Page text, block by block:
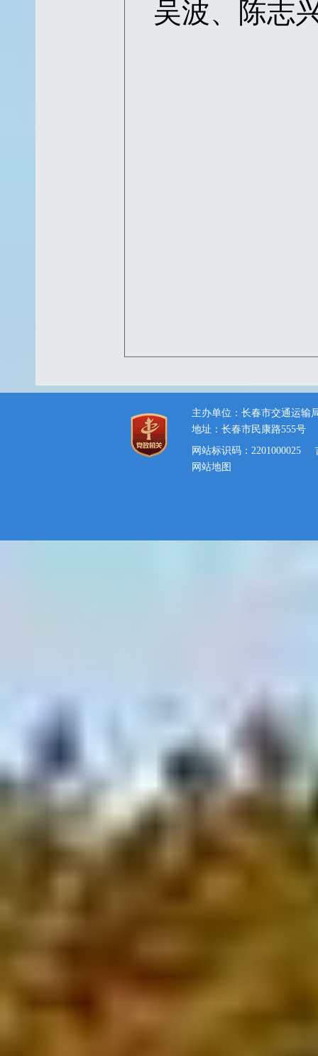
吴波、陈志
主办单位：长春市交通运输
地址：长春市民康路555号
网站标识码：2201000025
网站地图